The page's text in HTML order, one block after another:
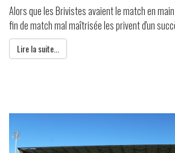
Alors que les Brivistes avaient le match en
fin de match mal maîtrisée les privent d'un
Lire la suite...